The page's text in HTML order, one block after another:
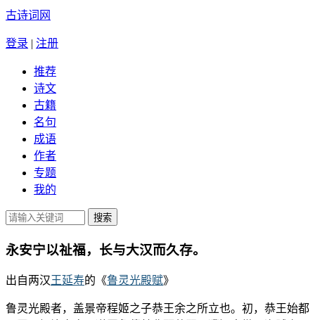
古诗词网
登录 | 注册
推荐
诗文
古籍
名句
成语
作者
专题
我的
永安宁以祉福，长与大汉而久存。
出自两汉王延寿的《鲁灵光殿赋》
鲁灵光殿者，盖景帝程姬之子恭王余之所立也。初，恭王始都